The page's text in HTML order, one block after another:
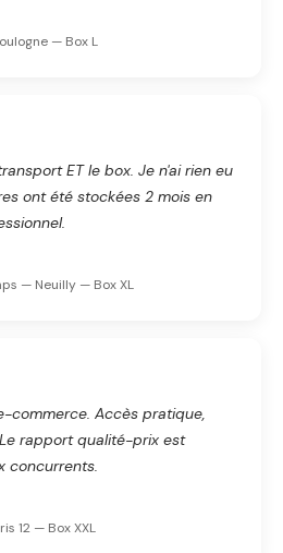
— Box L
ET le box. Je n'ai rien eu
ont été stockées 2 mois en
— Neuilly — Box XL
commerce. Accès pratique,
rapport qualité-prix est
concurrents.
12 — Box XXL